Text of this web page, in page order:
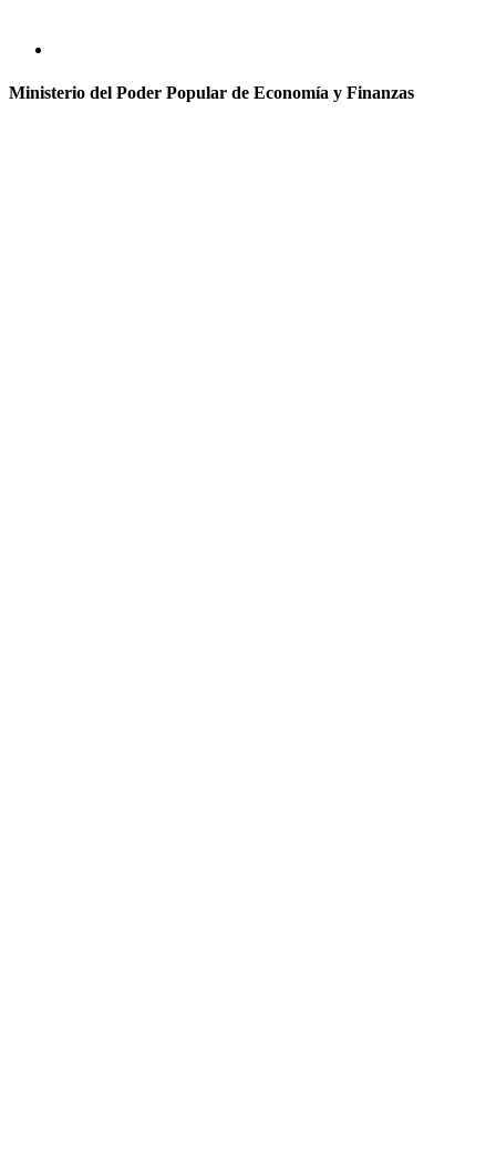
Ministerio del Poder Popular de Economía y Finanzas